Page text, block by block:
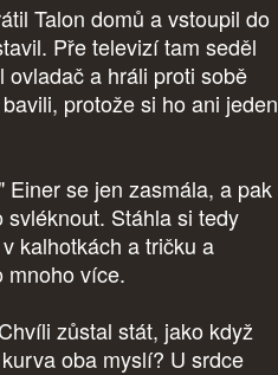
Talon domů a vstoupil do
Pře televizí tam seděl
ovladač a hráli proti sobě
protože si ho ani jeden
Einer se jen zasmála, a pak
Stáhla si tedy
kalhotkách a tričku a
mnoho více.
zůstal stát, jako když
oba myslí? U srdce